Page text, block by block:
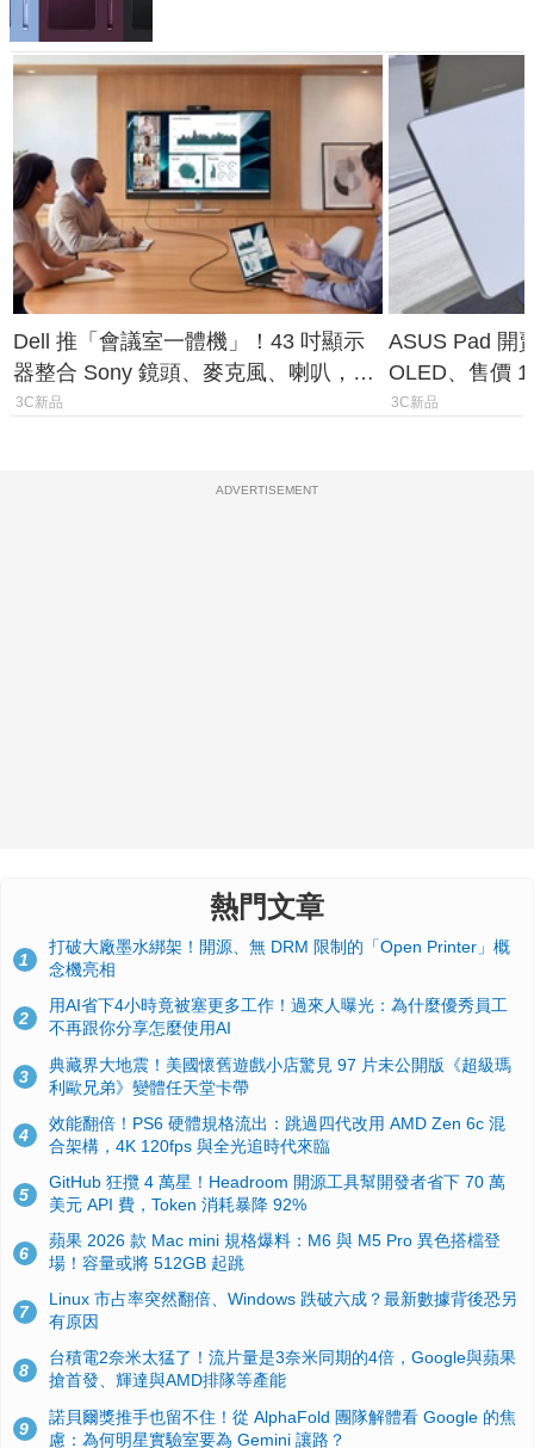
Dell 推「會議室一體機」！43 吋顯示
器整合 Sony 鏡頭、麥克風、喇叭，一
條 USB-C 就能開會
3C新品
ASUS Pad 開
OLED、售價
費最低 0 元入
3C新品
ADVERTISEMENT
熱門文章
1
打破大廠墨水綁架！開源、無 DRM 限制的「Open Printer」概
念機亮相
2
用AI省下4小時竟被塞更多工作！過來人曝光：為什麼優秀員工
不再跟你分享怎麼使用AI
3
典藏界大地震！美國懷舊遊戲小店驚見 97 片未公開版《超級瑪
利歐兄弟》變體任天堂卡帶
4
效能翻倍！PS6 硬體規格流出：跳過四代改用 AMD Zen 6c 混
合架構，4K 120fps 與全光追時代來臨
5
GitHub 狂攬 4 萬星！Headroom 開源工具幫開發者省下 70 萬
美元 API 費，Token 消耗暴降 92%
6
蘋果 2026 款 Mac mini 規格爆料：M6 與 M5 Pro 異色搭檔登
場！容量或將 512GB 起跳
7
Linux 市占率突然翻倍、Windows 跌破六成？最新數據背後恐另
有原因
8
台積電2奈米太猛了！流片量是3奈米同期的4倍，Google與蘋果
搶首發、輝達與AMD排隊等產能
9
諾貝爾獎推手也留不住！從 AlphaFold 團隊解體看 Google 的焦
慮：為何明星實驗室要為 Gemini 讓路？